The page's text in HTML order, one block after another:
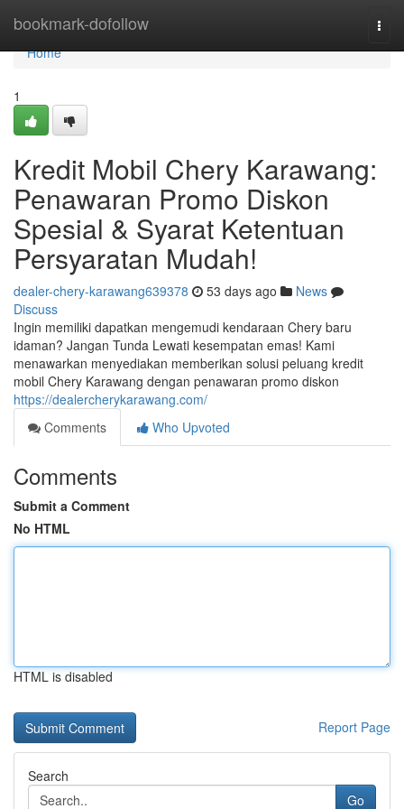
bookmark-dofollow
Home
Home
1
Kredit Mobil Chery Karawang:
Penawaran Promo Diskon
Spesial & Syarat Ketentuan
Persyaratan Mudah!
dealer-chery-karawang639378 53 days ago
News
Discuss
Ingin memiliki dapatkan mengemudi kendaraan Chery baru
idaman? Jangan Tunda Lewati kesempatan emas! Kami
menawarkan menyediakan memberikan solusi peluang kredit
mobil Chery Karawang dengan penawaran promo diskon
https://dealercherykarawang.com/
Comments
Who Upvoted
Comments
Submit a Comment
No HTML
HTML is disabled
Report Page
Search
Go